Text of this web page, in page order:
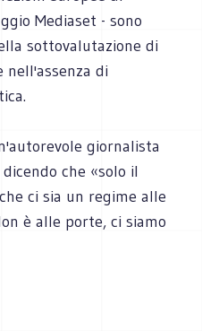
Mediaset - sono
sottovalutazione di
nell'assenza di
giornalista
che «solo il
ci sia un regime alle
è alle porte, ci siamo